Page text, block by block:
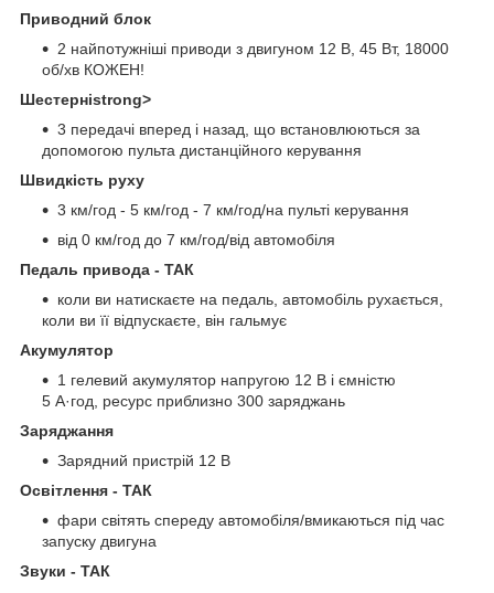
Приводний блок
2 найпотужніші приводи з двигуном 12 В, 45 Вт, 18000
об/хв КОЖЕН!
Шестерніstrong>
3 передачі вперед і назад, що встановлюються за
допомогою пульта дистанційного керування
Швидкість руху
3 км/год - 5 км/год - 7 км/год/на пульті керування
від 0 км/год до 7 км/год/від автомобіля
Педаль привода - ТАК
коли ви натискаєте на педаль, автомобіль рухається,
коли ви її відпускаєте, він гальмує
Акумулятор
1 гелевий акумулятор напругою 12 В і ємністю
5 А·год, ресурс приблизно 300 заряджань
Заряджання
Зарядний пристрій 12 В
Освітлення - ТАК
фари світять спереду автомобіля/вмикаються під час
запуску двигуна
Звуки - ТАК